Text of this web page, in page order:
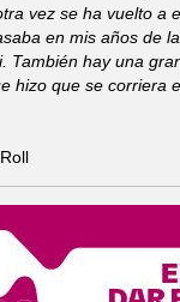
vez se ha vuelto a
en mis años de
También hay una
hizo que se corriera